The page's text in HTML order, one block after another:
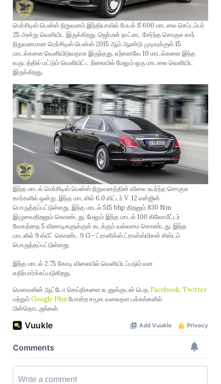
மெர்சிடிஸ் பென்ஸ் நிறுவனம் இந்தியாவில் மேபக் S 600 மாடலை செப்டம்பர்
25 அன்று வெளியிட இருக்கிறது. ஜெர்மன் நாட்டை சேர்ந்த சொகுசு கார்
நிறுவனமான மெர்சிடிஸ் பென்ஸ் 2015 ஆம் ஆண்டு முடிவுக்குள் 15
மாடல்களை வெளியிடுவதாக இருந்தது. ஏற்கனவே 10 மாடல்களை இந்த
வருடத்தில் மட்டும் வெளியிட்ட நிலையில் மேலும் ஒரு மாடலை வெளியிட
இருக்கிறது.
இந்த மாடல் மெர்சிடிஸ் பென்ஸ் நிறுவனத்தின் விலை உயர்ந்த சொகுசு
கார்களில் ஒன்று. இந்த மாடலில் 6.0 லிட்டர் V 12 என்ஜின்
பொருத்தப்பட்டுள்ளது. இந்த மாடல் 515 bhp திறனும் 830 Nm
இழுவைதிறனும் கொண்டது. மேலும் இந்த மாடல் 100 கிலோமீட்டர்
வேகத்தை 5 வினாடிகளுக்குள் கடக்கும் வல்லமை கொண்டது. இந்த
மாடலில் 9 ஸ்பீட் கொண்ட 9 G - ட்ரானிக்ஸ் ட்ரான்ஸ்மிசன் சிஸ்டம்
பொருத்தப்பட்டுள்ளது.
இந்த மாடல் 2.75 கோடி விலையில் வெளியிடப்படும் என
எதிர்பார்க்கப்படுகிறது.
மௌவலின் ஆட்டோ செய்திகளை உடனுக்குடன் பெற, Facebook, Twitter
மற்றும்Google Plus போன்ற சமூக வலைதள பக்கங்களில்
பின்தொடருங்கள்.